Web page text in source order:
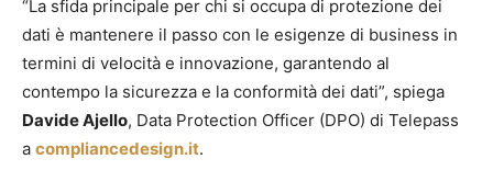
“La sfida principale per chi si occupa di protezione dei
dati è mantenere il passo con le esigenze di business in
termini di velocità e innovazione, garantendo al
contempo la sicurezza e la conformità dei dati”, spiega
Davide Ajello, Data Protection Officer (DPO) di Telepass
a compliancedesign.it.